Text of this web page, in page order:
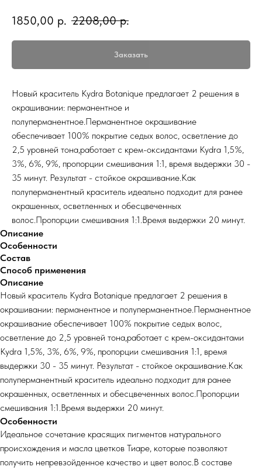
1850,00 р. 2208,00 р.
Заказать
Новый краситель Kydra Botanique предлагает 2 решения в
окрашивании: перманентное и
полуперманентное.Перманентное окрашивание
обеспечивает 100% покрытие седых волос, осветление до
2,5 уровней тона,работает с крем-оксидантами Kydra 1,5%,
3%, 6%, 9%, пропорции смешивания 1:1, время выдержки 30 -
35 минут. Результат - стойкое окрашивание.Как
полуперманентный краситель идеально подходит для ранее
окрашенных, осветленных и обесцвеченных
волос.Пропорции смешивания 1:1.Время выдержки 20 минут.
Описание
Особенности
Состав
Способ применения
Описание
Новый краситель Kydra Botanique предлагает 2 решения в
окрашивании: перманентное и полуперманентное.Перманентное
окрашивание обеспечивает 100% покрытие седых волос,
осветление до 2,5 уровней тона,работает с крем-оксидантами
Kydra 1,5%, 3%, 6%, 9%, пропорции смешивания 1:1, время
выдержки 30 - 35 минут. Результат - стойкое окрашивание.Как
полуперманентный краситель идеально подходит для ранее
окрашенных, осветленных и обесцвеченных волос.Пропорции
смешивания 1:1.Время выдержки 20 минут.
Особенности
Идеальное сочетание красящих пигментов натурального
происхождения и масла цветков Тиаре, которые позволяют
получить непревзойденное качество и цвет волос.В составе